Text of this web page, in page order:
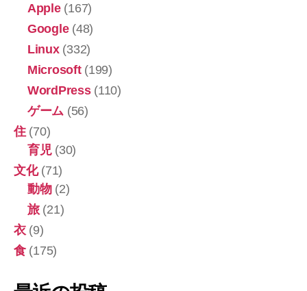
Apple(167)
Google(48)
Linux(332)
Microsoft(199)
WordPress(110)
ゲーム (56)
住(70)
育児(30)
文化(71)
動物(2)
旅(21)
衣(9)
食(175)